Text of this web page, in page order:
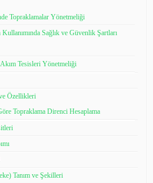
Topraklamalar Yönetmeliği
Kullanımında Sağlık ve Güvenlik Şartları
Tesisleri Yönetmeliği
Özellikleri
Topraklama Direnci Hesaplama
Tanım ve Şekilleri